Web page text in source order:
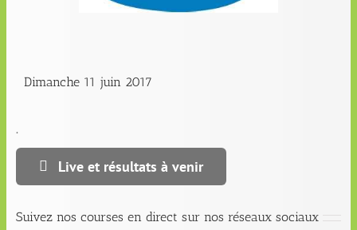
Dimanche 11 juin 2017
.
Live et résultats à venir
Suivez nos courses en direct sur nos réseaux sociaux